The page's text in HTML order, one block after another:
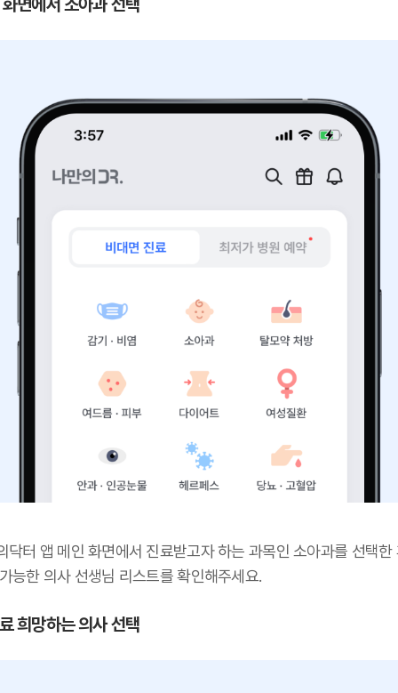
면에서 소아과 선택
닥터 앱 메인 화면에서 진료받고자 하는 과목인 소아과를 선택한
능한 의사 선생님 리스트를 확인해주세요.
희망하는 의사 선택